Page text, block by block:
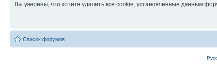
Вы уверены, что хотите удалить все cookie, установленные данным
Список форумов